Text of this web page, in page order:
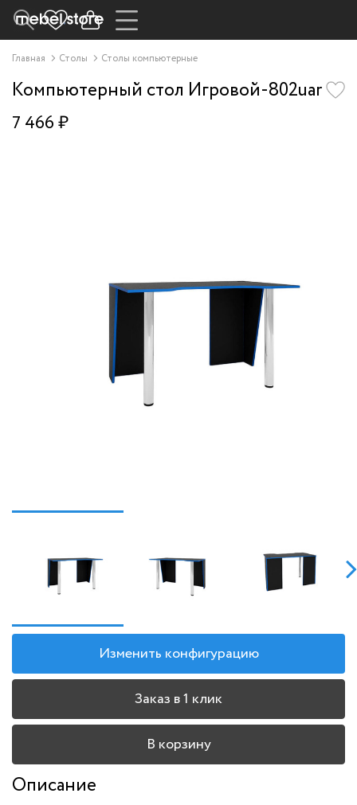
Главная Столы Столы компьютерные
Компьютерный стол Игровой-802uar
7 466 ₽
Изменить конфигурацию
Заказ в 1 клик
В корзину
Описание